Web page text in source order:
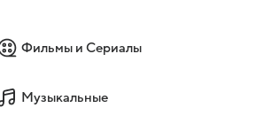
Фильмы и Сериалы
Музыкальные